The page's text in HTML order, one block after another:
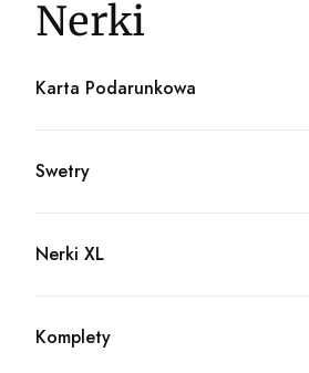
Nerki
Kategoria - Karta Podarunkowa
Karta Podarunkowa
Kategoria - Swetry
Swetry
Kategoria - Nerki XL
Nerki XL
Kategoria - Komplety
Komplety